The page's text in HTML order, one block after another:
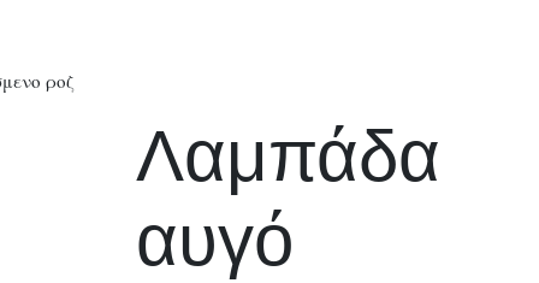
ροζ
Λαμπάδα
αυγό